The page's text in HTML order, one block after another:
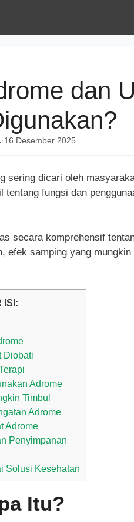
dan
· 16 Desember 2025
sering dicari oleh
tentang fungsi dan
secara komprehensif
efek samping yang
ISI:
Diobati
Adrome
Timbul
Adrome
Adrome
Penyimpanan
Solusi Kesehatan
Itu?